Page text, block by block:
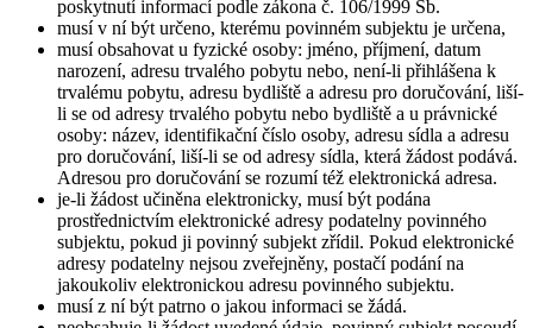
poskytnutí informací podle zákona č. 106/1999 Sb.
musí v ní být určeno, kterému povinném subjektu je určena,
musí obsahovat u fyzické osoby: jméno, příjmení, datum
narození, adresu trvalého pobytu nebo, není-li přihlášena k
trvalému pobytu, adresu bydliště a adresu pro doručování, liší-
li se od adresy trvalého pobytu nebo bydliště a u právnické
osoby: název, identifikační číslo osoby, adresu sídla a adresu
pro doručování, liší-li se od adresy sídla, která žádost podává.
Adresou pro doručování se rozumí též elektronická adresa.
je-li žádost učiněna elektronicky, musí být podána
prostřednictvím elektronické adresy podatelny povinného
subjektu, pokud ji povinný subjekt zřídil. Pokud elektronické
adresy podatelny nejsou zveřejněny, postačí podání na
jakoukoliv elektronickou adresu povinného subjektu.
musí z ní být patrno o jakou informaci se žádá.